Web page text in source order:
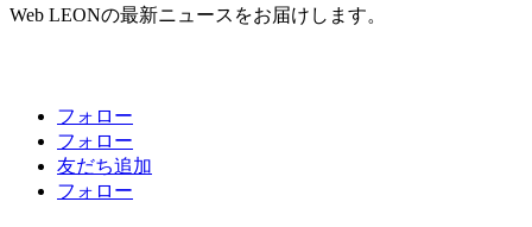
Web LEONの最新ニュースをお届けします。
フォロー
フォロー
友だち追加
フォロー